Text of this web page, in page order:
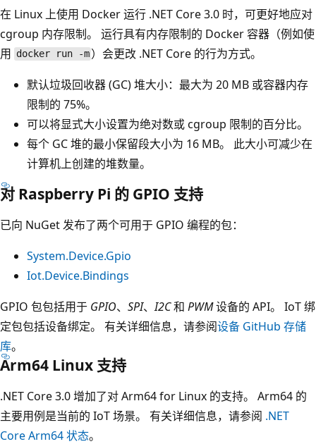
在 Linux 上使用 Docker 运行 .NET Core 3.0 时，可更好地应对
cgroup 内存限制。 运行具有内存限制的 Docker 容器（例如使
用 docker run -m ）会更改 .NET Core 的行为方式。
默认垃圾回收器 (GC) 堆大小：最大为 20 MB 或容器内存
限制的 75%。
可以将显式大小设置为绝对数或 cgroup 限制的百分比。
每个 GC 堆的最小保留段大小为 16 MB。 此大小可减少在
计算机上创建的堆数量。
对 Raspberry Pi 的 GPIO 支持
已向 NuGet 发布了两个可用于 GPIO 编程的包：
System.Device.Gpio
Iot.Device.Bindings
GPIO 包包括用于 GPIO、 SPI、I2C和 PWM设备的 API。 IoT 绑
定包包括设备绑定。 有关详细信息，请参阅设备 GitHub 存储
库。
Arm64 Linux 支持
.NET Core 3.0 增加了对 Arm64 for Linux 的支持。 Arm64 的
主要用例是当前的 IoT 场景。 有关详细信息，请参阅 .NET
Core Arm64 状态。